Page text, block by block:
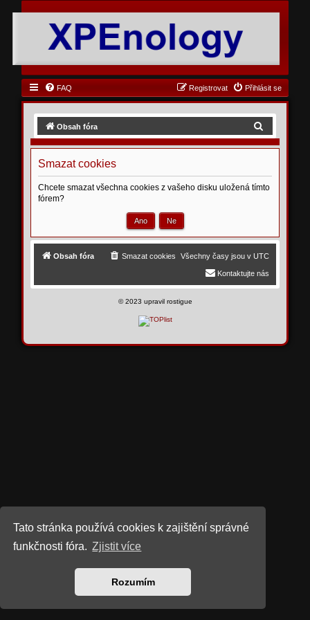
Tato stránka používá cookies k zajištění správné
funkčnosti fóra. Zjistit více
Rozumím
FAQ Přihlásit se
Registrovat
Obsah fóra
d
a
Smazat cookies
Chcete smazat všechna cookies z vašeho disku uložená tímto
fórem?
Obsah fóra Všechny časy jsou v UTC
Smazat cookies
Kontaktujte nás
©2023 upravil rostigue